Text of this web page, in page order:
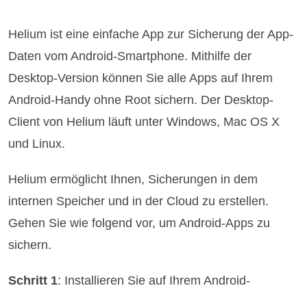
Helium ist eine einfache App zur Sicherung der App-
Daten vom Android-Smartphone. Mithilfe der
Desktop-Version können Sie alle Apps auf Ihrem
Android-Handy ohne Root sichern. Der Desktop-
Client von Helium läuft unter Windows, Mac OS X
und Linux.
Helium ermöglicht Ihnen, Sicherungen in dem
internen Speicher und in der Cloud zu erstellen.
Gehen Sie wie folgend vor, um Android-Apps zu
sichern.
Schritt 1: Installieren Sie auf Ihrem Android-